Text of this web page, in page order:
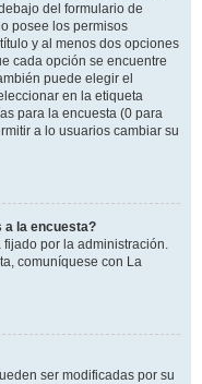
del formulario de
posee los permisos
y al menos dos opciones
cada opción se encuentre
puede elegir el
en la etiqueta
para la encuesta (0 para
a lo usuarios cambiar su
a la encuesta?
por la administración.
comuníquese con La
ser modificadas por su